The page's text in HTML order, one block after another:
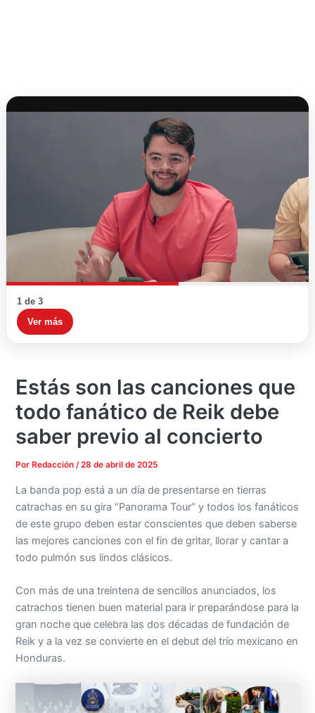
1 de 3
Ver más
Estás son las canciones que
todo fanático de Reik debe
saber previo al concierto
Por Redacción/28 de abril de 2025
La banda pop está a un día de presentarse en tierras
catrachas en su gira “Panorama Tour” y todos los fanáticos
de este grupo deben estar conscientes que deben saberse
las mejores canciones con el fin de gritar, llorar y cantar a
todo pulmón sus lindos clásicos.
Con más de una treintena de sencillos anunciados, los
catrachos tienen buen material para ir preparándose para la
gran noche que celebra las dos décadas de fundación de
Reik y a la vez se convierte en el debut del trío mexicano en
Honduras.